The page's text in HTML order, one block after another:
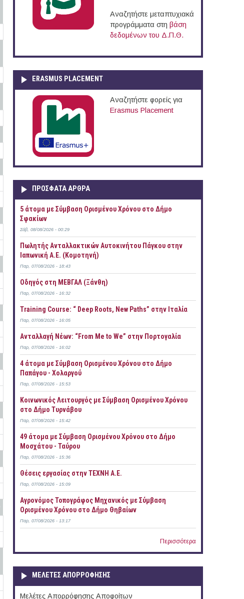
Αναζητήστε μεταπτυχιακά
προγράμματα στη βάση
δεδομένων του Δ.Π.Θ.
ERASMUS PLACEMENT
Αναζητήστε φορείς για
Erasmus Placement
ΠΡOΣΦΑΤΑ AΡΘΡΑ
5 άτομα με Σύμβαση Ορισμένου Χρόνου στο Δήμο
Σφακίων
Σάβ, 08/08/2026 - 00:29
Πωλητής Ανταλλακτικών Αυτοκινήτου Πάγκου στην
Ιαπωνική Α.Ε. (Κομοτηνή)
Παρ, 07/08/2026 - 18:43
Οδηγός στη ΜΕΒΓΑΛ (Ξάνθη)
Παρ, 07/08/2026 - 16:32
Training Course: “ Deep Roots, New Paths” στην Ιταλία
Παρ, 07/08/2026 - 16:05
Ανταλλαγή Νέων: “From Me to We” στην Πορτογαλία
Παρ, 07/08/2026 - 16:02
4 άτομα με Σύμβαση Ορισμένου Χρόνου στο Δήμο
Παπάγου - Χολαργού
Παρ, 07/08/2026 - 15:53
Κοινωνικός Λειτουργός με Σύμβαση Ορισμένου Χρόνου
στο Δήμο Τυρνάβου
Παρ, 07/08/2026 - 15:42
49 άτομα με Σύμβαση Ορισμένου Χρόνου στο Δήμο
Μοσχάτου - Ταύρου
Παρ, 07/08/2026 - 15:36
Θέσεις εργασίας στην ΤΕΧΝΗ Α.Ε.
Παρ, 07/08/2026 - 15:09
Αγρονόμος Τοπογράφος Μηχανικός με Σύμβαση
Ορισμένου Χρόνου στο Δήμο Θηβαίων
Παρ, 07/08/2026 - 13:17
Περισσότερα
ΜΕΛΕΤΕΣ ΑΠΟΡΡΟΦΗΣΗΣ
Μελέτες Απορρόφησης Αποφοίτων